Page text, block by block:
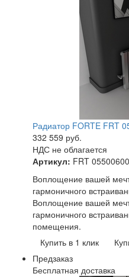
Радиатор FORTE FRT
332 559 руб.
НДС не облагается
Артикул: FRT
Воплощение вашей
гармоничного
Воплощение вашей
гармоничного
помещения.
Купить в 1 клик
Предзаказ
Бесплатная доставка